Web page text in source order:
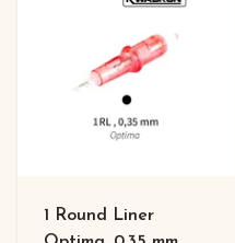
1 Round Liner